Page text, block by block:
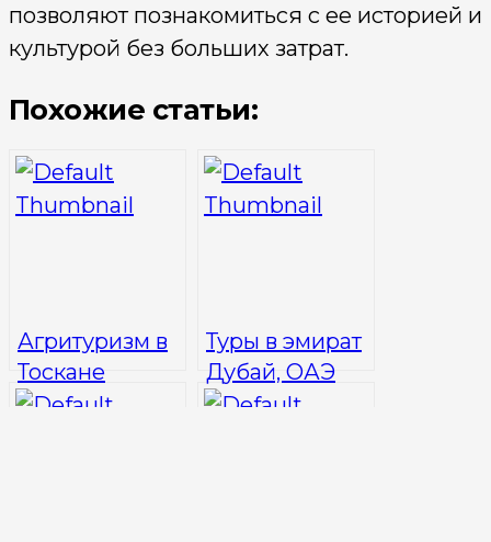
позволяют познакомиться с ее историей и
культурой без больших затрат.
Похожие статьи:
Агритуризм в
Тоскане
Туры в эмират
Дубай, ОАЭ